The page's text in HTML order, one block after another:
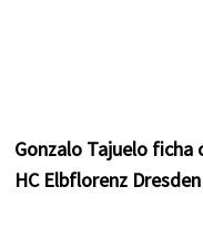
Gonzalo Tajuelo
HC Elbflorenz Dresden